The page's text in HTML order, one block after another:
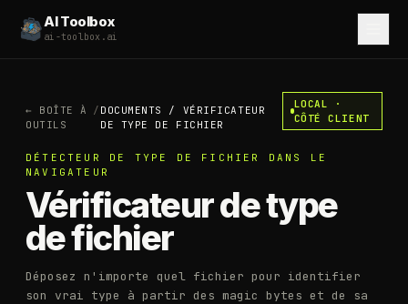
AI Toolbox
ai-toolbox.ai
← BOÎTE À
OUTILS
/ DOCUMENTS / VÉRIFICATEUR
DE TYPE DE FICHIER
LOCAL ·
CÔTÉ CLIENT
DÉTECTEUR DE TYPE DE FICHIER DANS LE
NAVIGATEUR
Vérificateur de type
de fichier
Déposez n'importe quel fichier pour identifier
son vrai type à partir des magic bytes et de sa